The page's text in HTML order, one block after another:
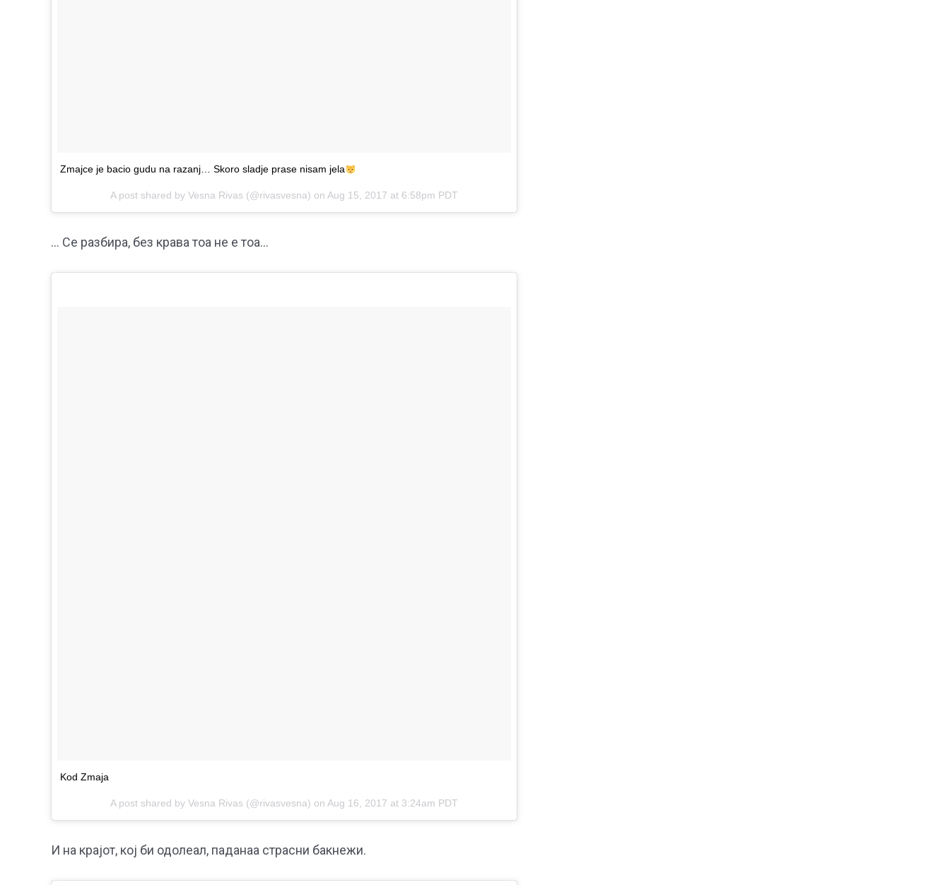
Zmajce je bacio gudu na razanj… Skoro sladje prase nisam jela
A post shared by Vesna Rivas (@rivasvesna) on Aug 15, 2017 at 6:58pm PDT
… Се разбира, без крава тоа не е тоа…
Kod Zmaja
A post shared by Vesna Rivas (@rivasvesna) on Aug 16, 2017 at 3:24am PDT
И на крајот, кој би одолеал, паданаа страсни бакнежи.